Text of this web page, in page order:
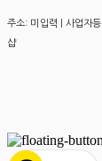
주소: 미입력 | 사업자
샵